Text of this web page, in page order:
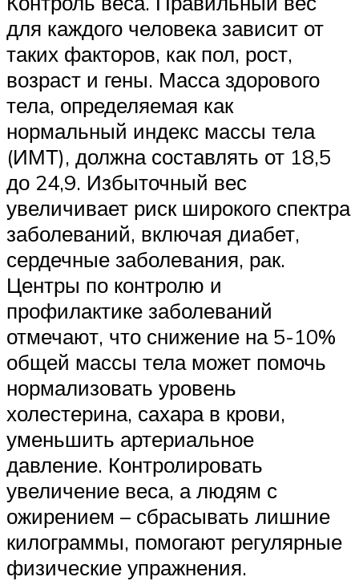
для каждого человека зависит от
таких факторов, как пол, рост,
возраст и гены. Масса здорового
тела, определяемая как
нормальный индекс массы тела
(ИМТ), должна составлять от 18,5
до 24,9. Избыточный вес
увеличивает риск широкого спектра
заболеваний, включая диабет,
сердечные заболевания, рак.
Центры по контролю и
профилактике заболеваний
отмечают, что снижение на 5-10%
общей массы тела может помочь
нормализовать уровень
холестерина, сахара в крови,
уменьшить артериальное
давление. Контролировать
увеличение веса, а людям с
ожирением – сбрасывать лишние
килограммы, помогают регулярные
физические упражнения.